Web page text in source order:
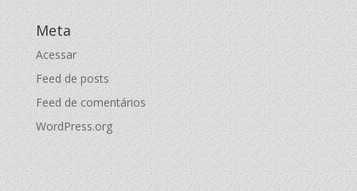
Meta
Acessar
Feed de posts
Feed de comentários
WordPress.org